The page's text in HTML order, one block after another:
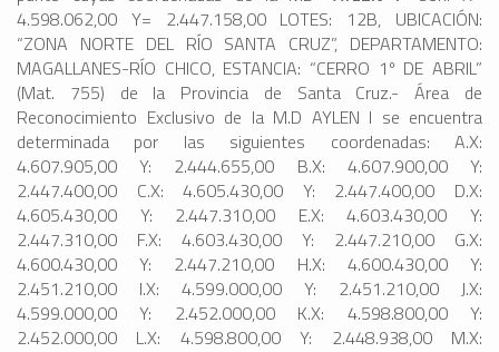
4.598.062,00 Y= 2.447.158,00 LOTES: 12B, UBICACIÓN:
“ZONA NORTE DEL RÍO SANTA CRUZ”, DEPARTAMENTO:
MAGALLANES-RÍO CHICO, ESTANCIA: “CERRO 1º DE ABRIL”
(Mat. 755) de la Provincia de Santa Cruz.- Área de
Reconocimiento Exclusivo de la M.D AYLEN I se encuentra
determinada por las siguientes coordenadas: A.X:
4.607.905,00 Y: 2.444.655,00 B.X: 4.607.900,00 Y:
2.447.400,00 C.X: 4.605.430,00 Y: 2.447.400,00 D.X:
4.605.430,00 Y: 2.447.310,00 E.X: 4.603.430,00 Y:
2.447.310,00 F.X: 4.603.430,00 Y: 2.447.210,00 G.X:
4.600.430,00 Y: 2.447.210,00 H.X: 4.600.430,00 Y:
2.451.210,00 I.X: 4.599.000,00 Y: 2.451.210,00 J.X:
4.599.000,00 Y: 2.452.000,00 K.X: 4.598.800,00 Y:
2.452.000,00 L.X: 4.598.800,00 Y: 2.448.938,00 M.X: